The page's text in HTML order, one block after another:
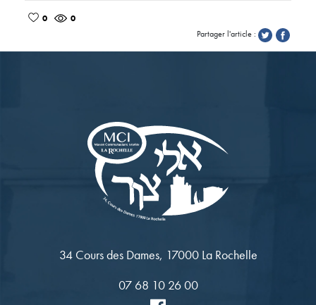
0
0
Partager l'article :
34 Cours des Dames, 17000 La Rochelle
07 68 10 26 00